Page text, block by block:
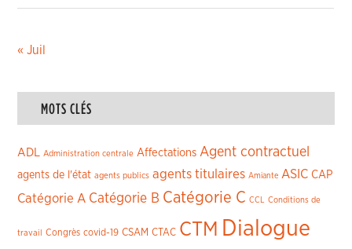
« Juil
MOTS CLÉS
ADL Administration centrale Affectations Agent contractuel
agents de l'état agents publics agents titulaires Amiante ASIC CAP
Catégorie A Catégorie B Catégorie C CCL Conditions de
travail Congrès covid-19 CSAM CTAC CTM Dialogue